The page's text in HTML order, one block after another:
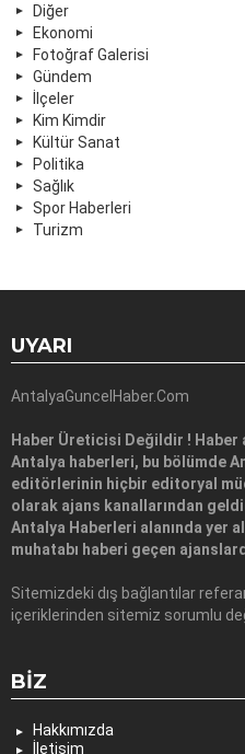
Diğer
Ekonomi
Fotoğraf Galerisi
Gündem
İlçeler
Kim Kimdir
Kültür Sanat
Politika
Sağlık
Spor Haberleri
Turizm
UYARI
AntalyaGuncelHaber.Com
Haber Üreticisi Değildir ! Haber
Antalya haberleri, bu bölümde
editörlerinin hiçbir editoryal
olarak ajans kanallarından
Antalya Haberleri alanında yer
muhatabı haberi geçen
Sitemizdeki dış bağlantılar
içeriklerinden sitemiz sorumlu
BIZ
Hakkımızda
İletişim